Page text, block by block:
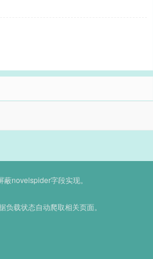
novelspider字段实现。
载状态自动爬取相关页面。